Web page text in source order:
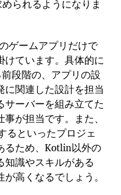
られるようになりま
ゲームアプリだけで
けています。具体的に
段階の、アプリの設
関連した設計を担当
サーバーを組み立てた
が担当です。また、
るといったプロジェ
るため、Kotlin以外の
知識やスキルがある
高くなるでしょう。